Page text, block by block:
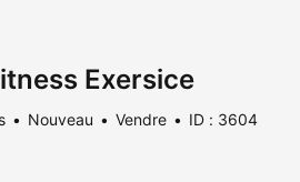
Exersice
Nouveau Vendre ID : 3604